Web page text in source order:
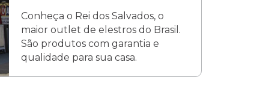
Conheça o Rei dos Salvados, o
maior outlet de elestros do Brasil.
São produtos com garantia e
qualidade para sua casa.